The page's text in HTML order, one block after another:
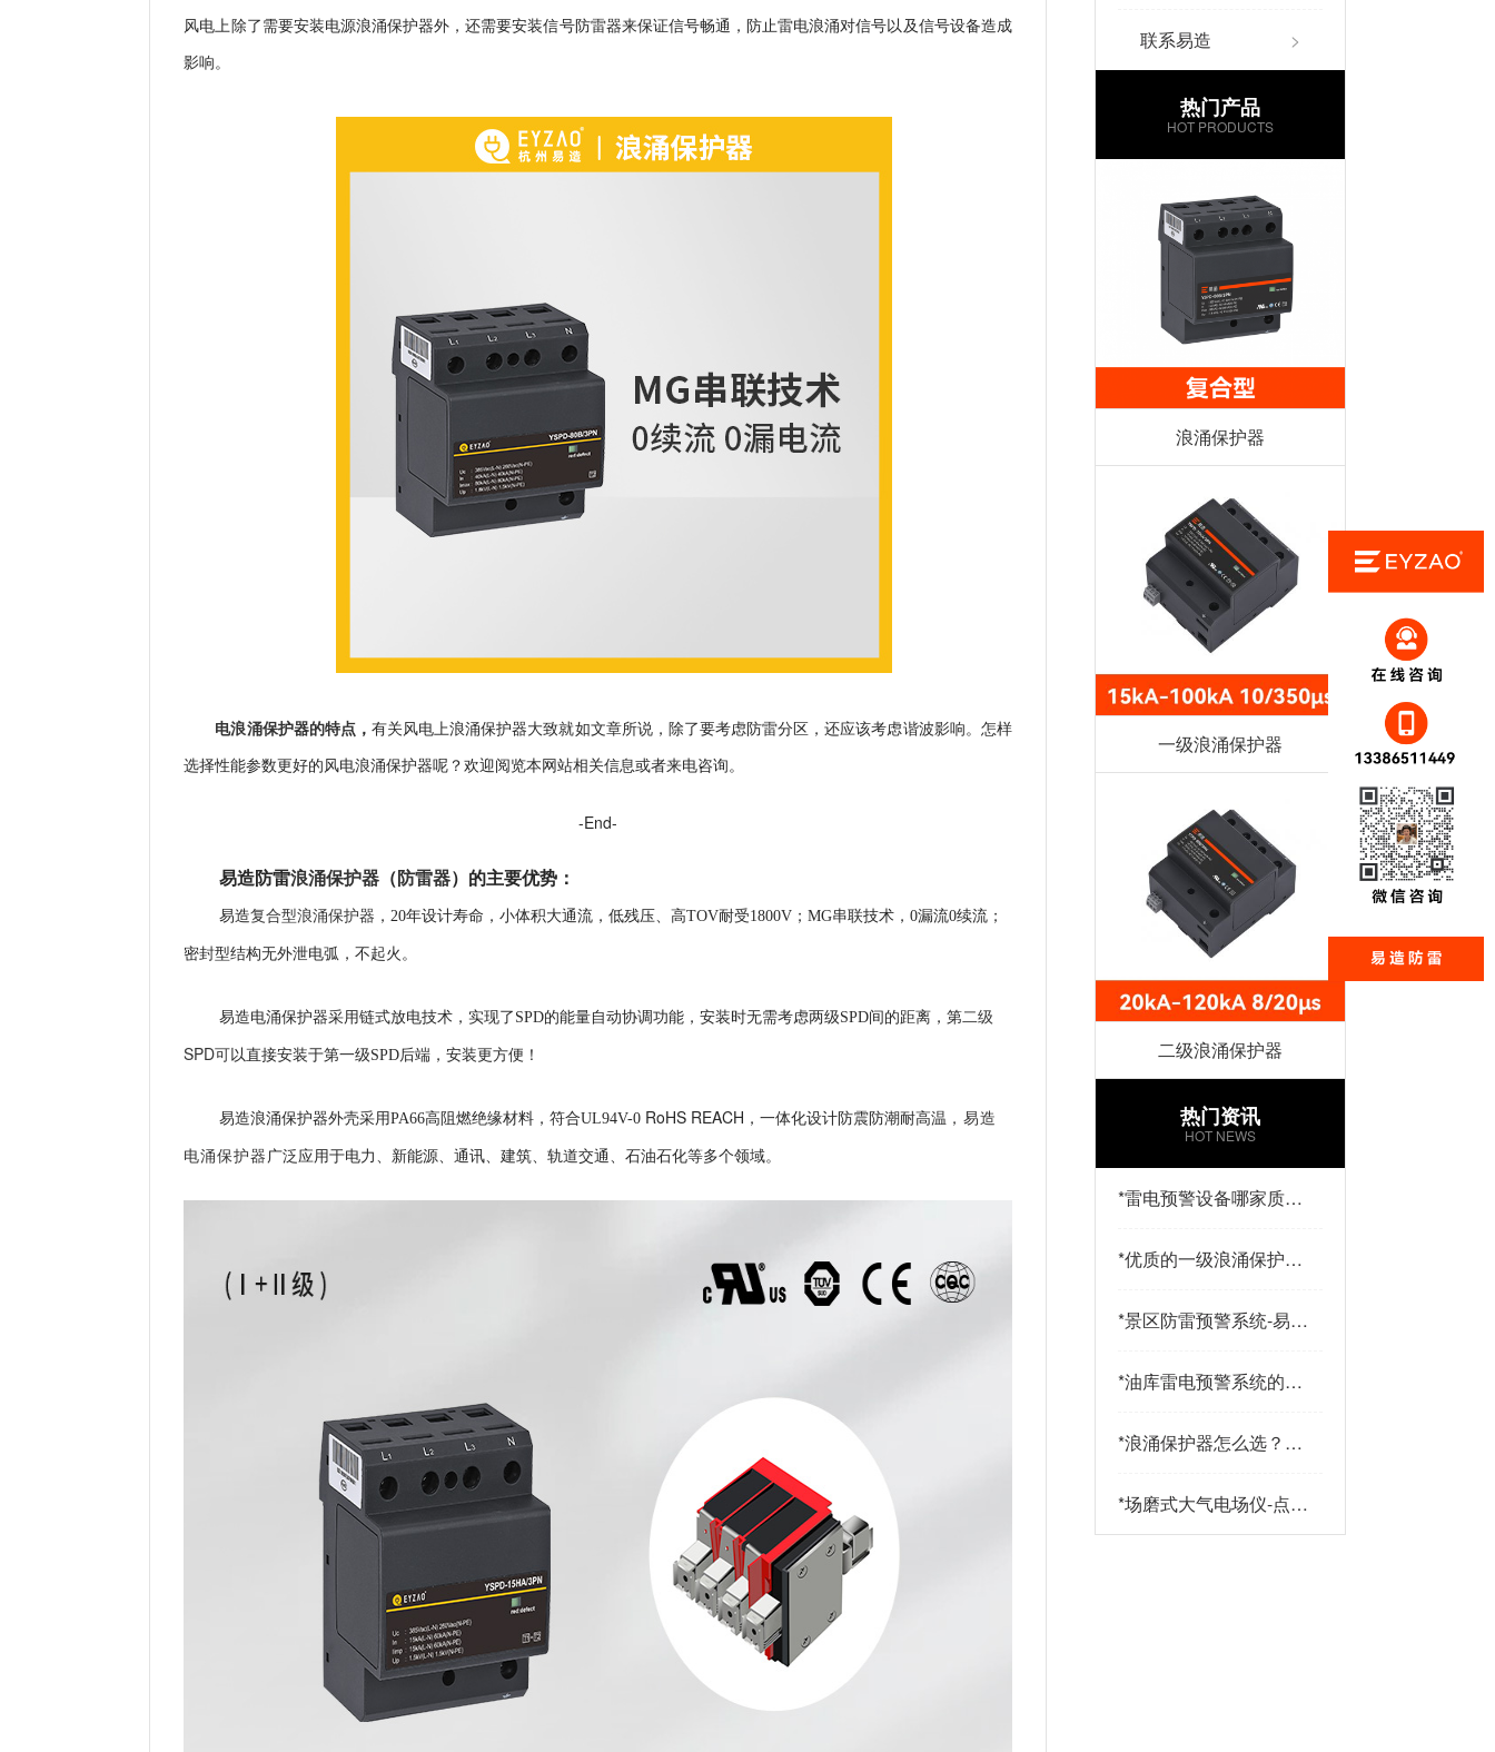
风电上除了需要安装电源浪涌保护器外，还需要安装信号防雷器来保证信号畅通，防止雷电浪涌对信号以及信号设备造成
影响。
电浪涌保护器的特点， 有关风电上浪涌保护器大致就如文章所说，除了要考虑防雷分区，还应该考虑谐波影响。怎样
选择性能参数更好的风电浪涌保护器呢？欢迎阅览本网站相关信息或者来电咨询。
-End-
易造防雷浪涌保护器 （防雷器） 的主要优势 ：
易造复合型浪涌保护器 ，20年设计寿命，小体积大通流，低残压、高TOV耐受1800V；MG串联技术，0漏流0续流；
密封型结构无外泄电弧，不起火。
易造电涌保护器采用链式放电技术，实现了SPD的能量自动协调功能，安装时无需考虑两级SPD间的距离，第二级
SPD可以直接安装于第一级SPD后端，安装更方便！
易造浪涌保护器外壳采用PA66高阻燃绝缘材料，符合UL94V-0 RoHS REACH ，一体化设计防震防潮耐高温 ，易造
电涌保护器 广泛应用于电力、新能源、通讯、建筑、轨道交通、石油石化等多个领域。
联系易造 >
热门产品
HOT PRODUCTS
浪涌保护器
一级浪涌保护器
二级浪涌保护器
热门资讯
HOT NEWS
*雷电预警设备哪家质量
*优质的一级浪涌保护器
防雷
*景区防雷预警系统-易造
*油库雷电预警系统的传
看-易造
*浪涌保护器怎么选？三
策略助您精准选型-易造
*场磨式大气电场仪-点击
了解更多-易造